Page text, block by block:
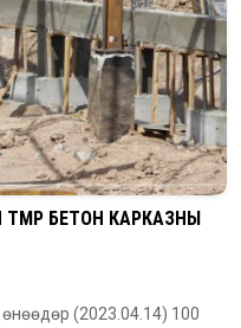
БЕТОН КАРКАЗНЫ
(2023.04.14) 100